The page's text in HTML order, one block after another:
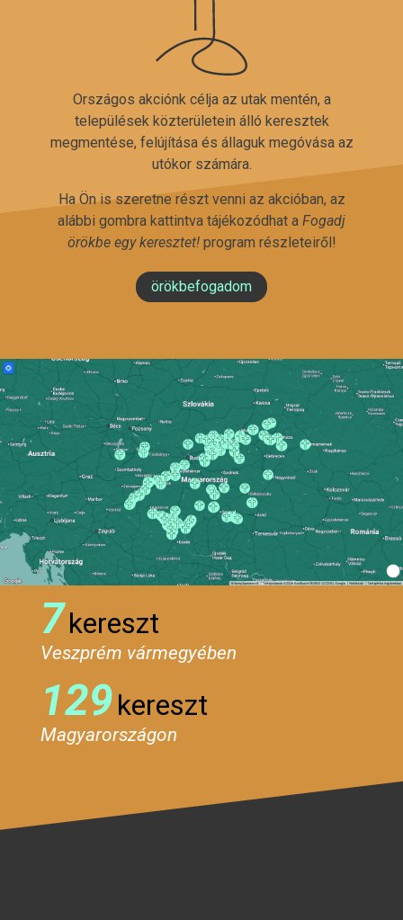
Országos akciónk célja az utak mentén, a
települések közterületein álló keresztek
megmentése, felújítása és állaguk megóvása az
utókor számára.
Ha Ön is szeretne részt venni az akcióban, az
alábbi gombra kattintva tájékozódhat a Fogadj
örökbe egy keresztet!program részleteiről!
örökbefogadom
7kereszt
Veszprém vármegyében
129kereszt
Magyarországon